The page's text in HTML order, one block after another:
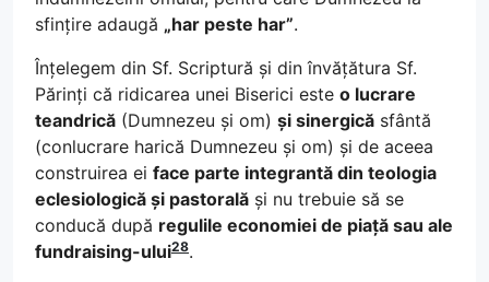
sfințire adaugă „har peste har”.
Înțelegem din Sf. Scriptură și din învățătura Sf.
Părinți că ridicarea unei Biserici este o lucrare
teandrică (Dumnezeu și om) și sinergică sfântă
(conlucrare harică Dumnezeu și om) și de aceea
construirea ei face parte integrantă din teologia
eclesiologică și pastorală și nu trebuie să se
conducă după regulile economiei de piață sau ale
fundraising-ului28.